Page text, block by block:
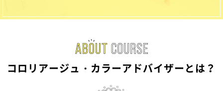
コロリアージュ・カラーアドバイザーとは？